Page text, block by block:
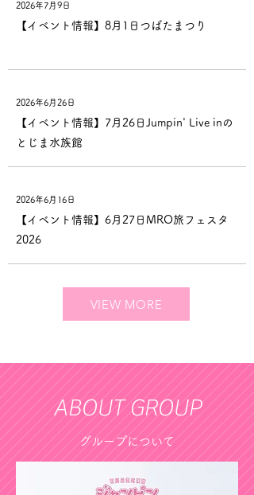
【イベント情報】8月1日つばたまつり
2026年7月9日
【イベント情報】7月26日Jumpin' Live inの
とじま水族館
2026年6月26日
【イベント情報】6月27日MRO旅フェスタ
2026
2026年6月16日
VIEW MORE
ABOUT GROUP
グループについて